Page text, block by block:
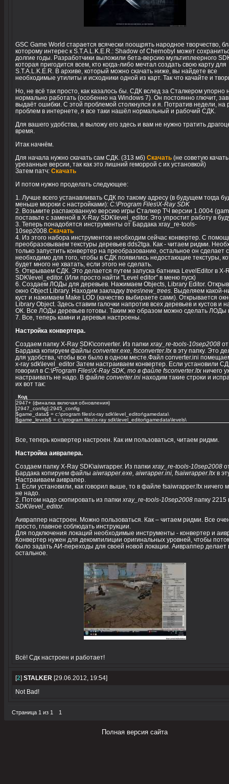
GSC Game World старается всячески поощрять народное творчество,
которому интерес к S.T.A.L.K.E.R.: Shadow of Chernobyl может
долгие годы. Разработчики выложили бета-версию мультиплеерного
которая пригодится всем, кто когда-либо мечтал создать свою карту для
S.T.A.L.K.E.R. В архиве, который можно скачать ниже, вы найдете все
необходимые утилиты и исходники одной из карт. Так что качайте и
Но, не всё так просто, как казалось бы. СДК вслед за Сталкером упорно
нормально работать (особенно на Windows 7). Он постоянно глючит,
выдаёт ошибки. С этой проблемой столкнулся и я. Потратив недели, на
проблем в интернете, я все таки нашёл нормальный и рабочий СДК.
Для вашего удобства, я выложу его здесь и вам не нужно тратить
время.
Итак начнём.
Для начала нужно скачать сам СДК. (313 мб) Скачать (не советую качать
урезанные версии, так как это лишний геморрой с их установкой)
Затем патч: Скачать
И потом нужно проделать следующее:
1. Лучше всего устанавливать СДК по такому адресу (в будущем тогда
меньше мороки с настройками): C:\Program Files\X-Ray SDK
2. Возьмите распакованную версию игры Сталкер ТЧ версии 1.0004
поставьте с заменой в X-Ray SDK\level_editor. Это упростит работу в
3. Теперь понадобятся инструменты от Бардака xray_re-tools-
10sep2008. Скачать
4. Из этого набора инструментов необходим сейчас конвертер. С
преобразовываем текстуры деревьев dds2tga. Как - читаем ридми.
только запустить конвертер на преобразование, остальное он сделает
необходимо для того, чтобы в СДК появились недостающие текстуры,
будет много не хватать, если этого не сделать.
5. Открываем СДК. Это делается путем запуска батника LevelEditor в X-
SDK\level_editor. (Или просто найти "Level editor" в меню пуск)
6. Создаем ЛОДы для деревьев. Нажимаем Objects, Library Editor.
окно Object Library. Находим закладку trees\new_trees . Выделяем какой-
куст и нажимаем Make LOD (качество выбираете сами). Открывается
Library Object. Здесь ставим галочки напротив всех деревьев и кустов и
ОК. Все ЛОДы деревьев готовы. Таким же образом можно сделать ЛОДы
7. Все, теперь камни и деревья настроены.
Настройка конвертера.
Создаем папку X-Ray SDK\converter. Из папки xray_re-tools-10sep2008 от
Бардака копируем файлы converter.exe, fsconverter.ltx в эту папку. Это
для удобства, чтобы все было в одном месте.Файл converter.ini
x-ray sdk\level_editor Затем настраиваем конвертер. Если установили
говорил в C:\Program Files\X-Ray SDK, то в файле fsconverter.ltx ничего
настраивать не надо. В файле converter.ini находим такие строки и
их вот так:
Код
2947+ (финалка включая обновления)
[2947_config]:2945_config
$game_data$ = c:\program files\x-ray sdk\level_editor\gamedata\
$game_levels$ = c:\program files\x-ray sdk\level_editor\gamedata\levels\
Все, теперь конвертер настроен. Как им пользоваться, читаем ридми.
Настройка аиврапера.
Создаем папку X-Ray SDK\aiwrapper. Из папки xray_re-tools-10sep2008
Бардака копируем файлы aiwrapper.exe, aiwrapper.ini, fsaiwrapper.ltx в
Настраиваем аиврапер.
1. Если установили, как говорил выше, то в файле fsaiwrapper.ltx ничего
не надо.
2. Потом надо скопировать из папки xray_re-tools-10sep2008 папку 2215
SDK\level_editor.
Аивраппер настроен. Можно пользоваться. Как – читаем ридми. Все
просто, главное соблюдать инструкции.
Для подключения локаций необходимые инструменты - конвертер и
Конвертер нужен для декомпилиции оригинальных уровней, чтобы
было задать АИ-переходы для своей новой локации. Аивраппер делает
остальное.
Всё! Сдк настроен и работает!
[2] STALKER [29.06.2012, 19:54]
Not Bad!
Страница 1 из 1 1
Полная версия сайта